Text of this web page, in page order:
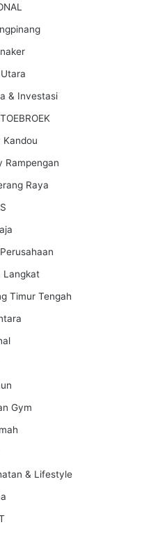
& Investasi
Kandou
Rampengan
Raya
Langkat
Timur Tengah
Gym
& Lifestyle